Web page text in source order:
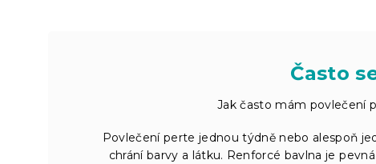
Často
Jak často mám povlečení
Povlečení perte jednou týdně nebo alespoň
chrání barvy a látku. Renforcé bavlna je